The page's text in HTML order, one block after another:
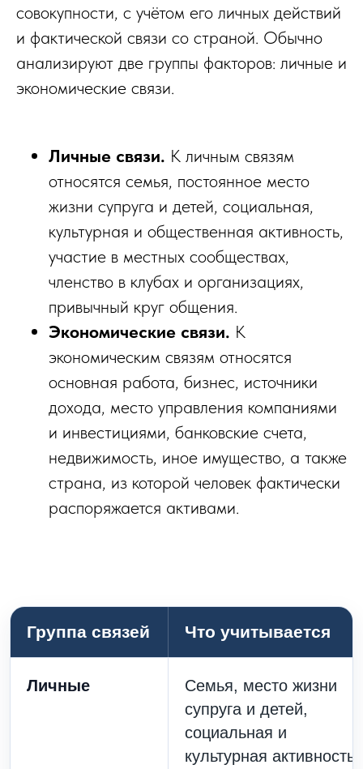
совокупности, с учётом его личных действий
и фактической связи со страной. Обычно
анализируют две группы факторов: личные и
экономические связи.
Личные связи. К личным связям
относятся семья, постоянное место
жизни супруга и детей, социальная,
культурная и общественная активность,
участие в местных сообществах,
членство в клубах и организациях,
привычный круг общения.
Экономические связи. К
экономическим связям относятся
основная работа, бизнес, источники
дохода, место управления компаниями
и инвестициями, банковские счета,
недвижимость, иное имущество, а также
страна, из которой человек фактически
распоряжается активами.
Группа связей Что учитывается
Личные
Семья, место жизни
супруга и детей,
социальная и
культурная активность,